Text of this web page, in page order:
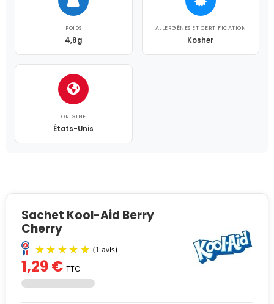
POIDS
4,8g
ALLERGÈNES ET CERTIFICATION
Kosher
ORIGINE
États-Unis
Sachet Kool-Aid Berry
Cherry
1,29 € TTC